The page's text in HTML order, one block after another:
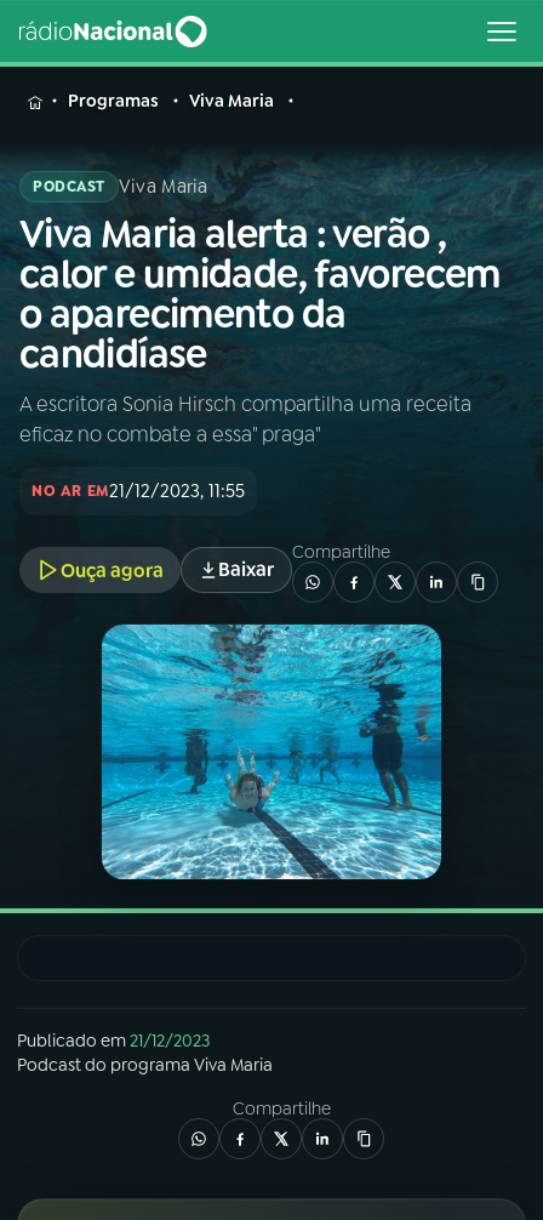
MENU
Buscar
na
Rádio
Nacional
Buscar
01INÍCIO
PROGRAMAS
PODCASTS
VIDEOCASTS
ACOMPANHE A RÁDIO NACIONAL
Facebook
Programas Viva Maria
PODCAST Viva Maria
Viva Maria alerta : verão ,
calor e umidade, favorecem
o aparecimento da
candidíase
A escritora Sonia Hirsch compartilha uma receita
eficaz no combate a essa" praga"
NO AR EM21/12/2023, 11:55
Ouça agora Baixar
Compartilhe
Publicado em21/12/2023
Podcastdo programa Viva Maria
Compartilhe